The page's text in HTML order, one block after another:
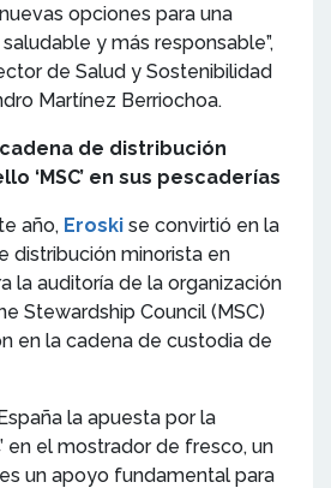
opciones para una
y más responsable”,
de Salud y Sostenibilidad
Martínez Berriochoa.
de distribución
‘MSC’ en sus pescaderías
año, Eroski se convirtió en la
distribución minorista en
la auditoría de la organización
Stewardship Council (MSC)
en la cadena de custodia de
la apuesta por la
en el mostrador de fresco, un
un apoyo fundamental para